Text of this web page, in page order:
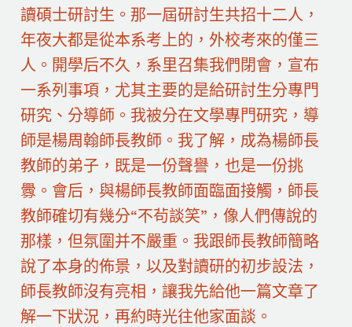
讀碩士研討生。那一屆研討生共招十二人，
年夜大都是從本系考上的，外校考來的僅三
人。開學后不久，系里召集我們閉會，宣布
一系列事項，尤其主要的是給研討生分專門
研究、分導師。我被分在文學專門研究，導
師是楊周翰師長教師。我了解，成為楊師長
教師的弟子，既是一份聲譽，也是一份挑
釁。會后，與楊師長教師面臨面接觸，師長
教師確切有幾分“不茍談笑”，像人們傳說的
那樣，但氛圍并不嚴重。我跟師長教師簡略
說了本身的佈景，以及對讀研的初步設法，
師長教師沒有亮相，讓我先給他一篇文章了
解一下狀況，再約時光往他家面談。